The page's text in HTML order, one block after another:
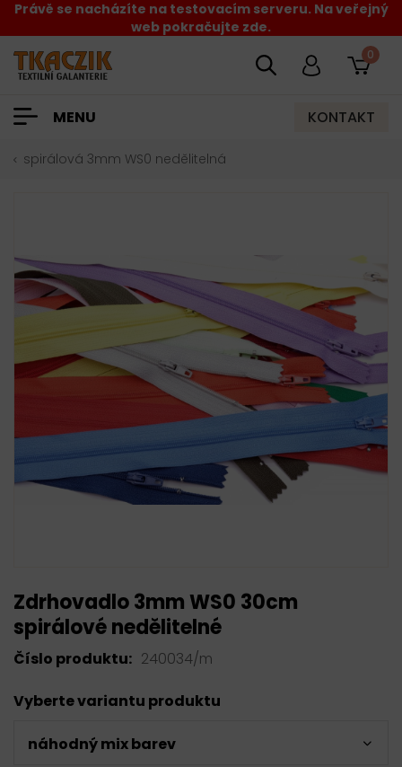
Právě se nacházíte na testovacím serveru. Na veřejný
web pokračujte zde.
0
MENU KONTAKT
spirálová 3mm WS0 nedělitelná
Zdrhovadlo 3mm WS0 30cm
spirálové nedělitelné
Číslo produktu: 240034/m
Vyberte variantu produktu
náhodný mix barev